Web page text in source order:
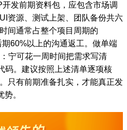
发前期资料包，应包含市场调
资源、测试上架、团队备份共六
间通常占整个项目周期的
60%以上的沟通返工。做单端
宁可花一周时间把需求写清
码。建议按照上述清单逐项核
只有前期准备扎实，才能真正发
。